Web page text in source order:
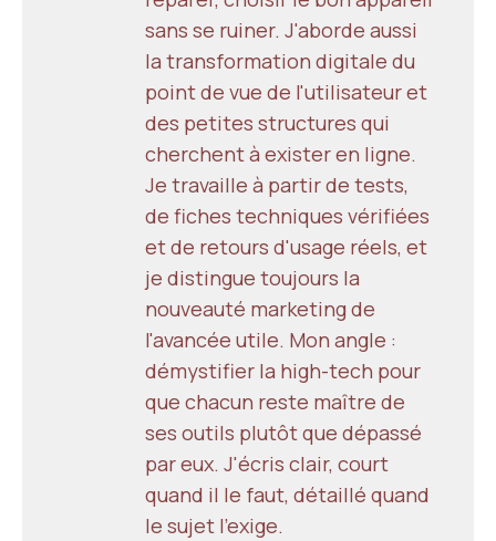
sans se ruiner. J'aborde aussi
la transformation digitale du
point de vue de l'utilisateur et
des petites structures qui
cherchent à exister en ligne.
Je travaille à partir de tests,
de fiches techniques vérifiées
et de retours d'usage réels, et
je distingue toujours la
nouveauté marketing de
l'avancée utile. Mon angle :
démystifier la high-tech pour
que chacun reste maître de
ses outils plutôt que dépassé
par eux. J'écris clair, court
quand il le faut, détaillé quand
le sujet l'exige.